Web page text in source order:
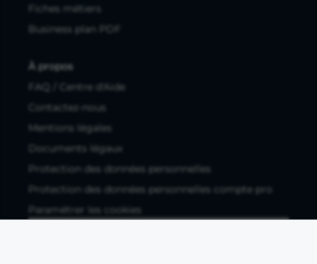
Fiches métiers
Business plan PDF
À propos
FAQ / Centre d'Aide
Contactez-nous
Mentions légales
Documents légaux
Protection des données personnelles
Protection des données personnelles compte pro
Paramétrer les cookies